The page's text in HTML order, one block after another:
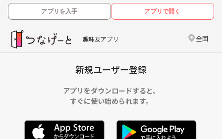
アプリを入手 アプリで開く
趣味友アプリ 全国
新規ユーザー登録
アプリをダウンロードすると、
すぐに使い始められます。